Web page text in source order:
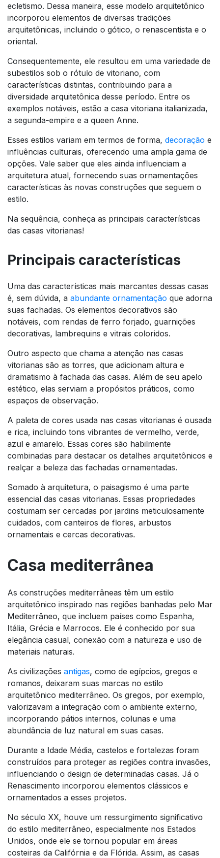
ecletismo. Dessa maneira, esse modelo arquitetônico
incorporou elementos de diversas tradições
arquitetônicas, incluindo o gótico, o renascentista e o
oriental.
Consequentemente, ele resultou em uma variedade de
subestilos sob o rótulo de vitoriano, com
características distintas, contribuindo para a
diversidade arquitetônica desse período. Entre os
exemplos notáveis, estão a casa vitoriana italianizada,
a segunda-empire e a queen Anne.
Esses estilos variam em termos de forma, decoração e
influências culturais, oferecendo uma ampla gama de
opções. Vale saber que eles ainda influenciam a
arquitetura atual, fornecendo suas ornamentações
características às novas construções que seguem o
estilo.
Na sequência, conheça as principais características
das casas vitorianas!
Principais características
Uma das características mais marcantes dessas casas
é, sem dúvida, a abundante ornamentação que adorna
suas fachadas. Os elementos decorativos são
notáveis, com rendas de ferro forjado, guarnições
decorativas, lambrequins e vitrais coloridos.
Outro aspecto que chama a atenção nas casas
vitorianas são as torres, que adicionam altura e
dramatismo à fachada das casas. Além de seu apelo
estético, elas serviam a propósitos práticos, como
espaços de observação.
A paleta de cores usada nas casas vitorianas é ousada
e rica, incluindo tons vibrantes de vermelho, verde,
azul e amarelo. Essas cores são habilmente
combinadas para destacar os detalhes arquitetônicos e
realçar a beleza das fachadas ornamentadas.
Somado à arquitetura, o paisagismo é uma parte
essencial das casas vitorianas. Essas propriedades
costumam ser cercadas por jardins meticulosamente
cuidados, com canteiros de flores, arbustos
ornamentais e cercas decorativas.
Casa mediterrânea
As construções mediterrâneas têm um estilo
arquitetônico inspirado nas regiões banhadas pelo Mar
Mediterrâneo, que incluem países como Espanha,
Itália, Grécia e Marrocos. Ele é conhecido por sua
elegância casual, conexão com a natureza e uso de
materiais naturais.
As civilizações antigas, como de egípcios, gregos e
romanos, deixaram suas marcas no estilo
arquitetônico mediterrâneo. Os gregos, por exemplo,
valorizavam a integração com o ambiente externo,
incorporando pátios internos, colunas e uma
abundância de luz natural em suas casas.
Durante a Idade Média, castelos e fortalezas foram
construídos para proteger as regiões contra invasões,
influenciando o design de determinadas casas. Já o
Renascimento incorporou elementos clássicos e
ornamentados a esses projetos.
No século XX, houve um ressurgimento significativo
do estilo mediterrâneo, especialmente nos Estados
Unidos, onde ele se tornou popular em áreas
costeiras da Califórnia e da Flórida. Assim, as casas